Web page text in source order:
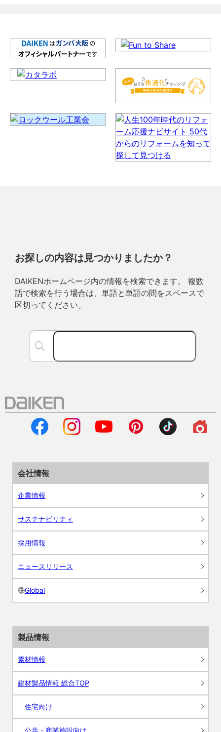
お探しの内容は見つかりましたか？
DAIKENホームページ内の情報を検索できます。 複数
語で検索を行う場合は、単語と単語の間をスペースで
区切ってください。
会社情報
企業情報
サステナビリティ
採用情報
ニュースリリース
Global
製品情報
素材情報
建材製品情報 総合TOP
住宅向け
公共・商業施設向け